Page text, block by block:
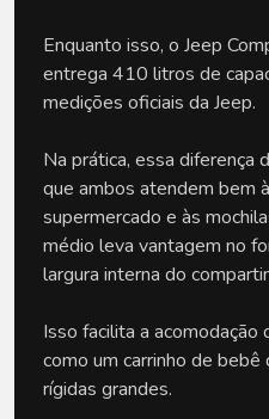
Enquanto isso, o Jeep
entrega 410 litros de
medições oficiais da Jeep.
Na prática, essa diferença
que ambos atendem bem
supermercado e às
médio leva vantagem no
largura interna do
Isso facilita a
como um carrinho de
rígidas grandes.